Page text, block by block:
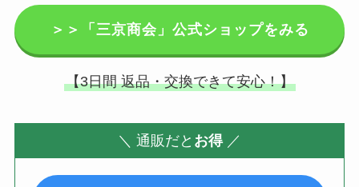
＞＞「三京商会」公式ショップをみる
【3日間 返品・交換できて安心！】
＼ 通販だと お得／